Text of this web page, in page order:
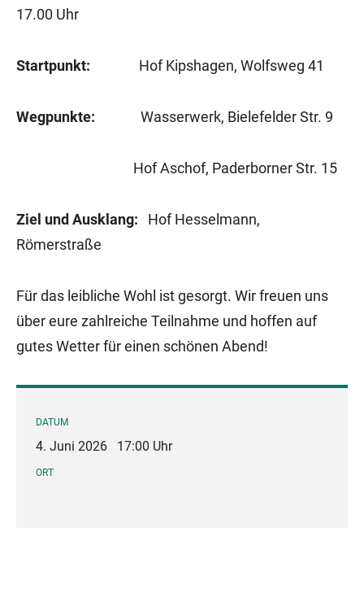
17.00 Uhr
Startpunkt: Hof Kipshagen, Wolfsweg 41
Wegpunkte: Wasserwerk, Bielefelder Str. 9
Hof Aschof, Paderborner Str. 15
Ziel und Ausklang: Hof Hesselmann,
Römerstraße
Für das leibliche Wohl ist gesorgt. Wir freuen uns
über eure zahlreiche Teilnahme und hoffen auf
gutes Wetter für einen schönen Abend!
DATUM
4. Juni 2026 17:00 Uhr
ORT